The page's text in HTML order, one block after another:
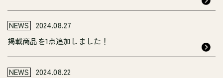
NEWS
2024.08.27
掲載商品を1点追加しました！
NEWS
2024.08.22